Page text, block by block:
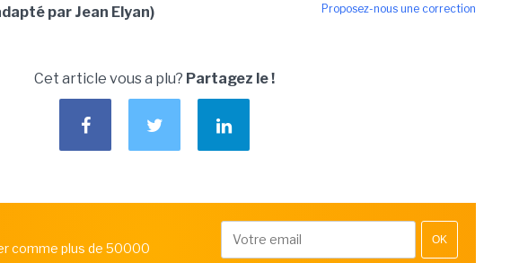
Proposez-nous une correction
par Jean Elyan)
Cet article vous a plu? Partagez le !
comme plus de 50000
OK